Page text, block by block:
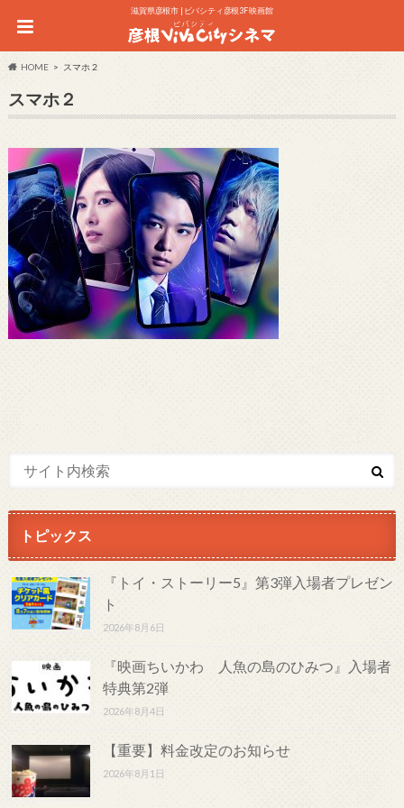
滋賀県彦根市 | ビバシティ彦根3F 映画館
HOME スマホ２
スマホ２
トピックス
『トイ・ストーリー5』第3弾入場者プレゼン
ト
2026年8月6日
『映画ちいかわ 人魚の島のひみつ』入場者
特典第2弾
2026年8月4日
【重要】料金改定のお知らせ
2026年8月1日